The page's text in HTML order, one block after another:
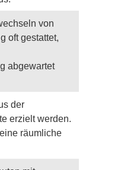
von
oft gestattet,
abgewartet
der
erzielt werden.
räumliche